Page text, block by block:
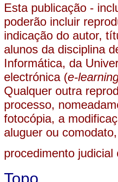
Esta publicação -
poderão incluir
indicação do autor,
alunos da disciplina
Informática, da
electrónica (e-
Qualquer outra
processo,
fotocópia, a
aluguer ou
procedimento judicial
Topo...